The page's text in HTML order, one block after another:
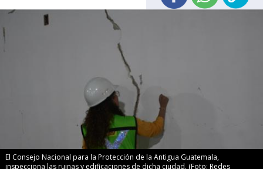
El Consejo Nacional para la Protección de la Antigua Guatemala,
inspecciona las ruinas y edificaciones de dicha ciudad. (Foto: Redes